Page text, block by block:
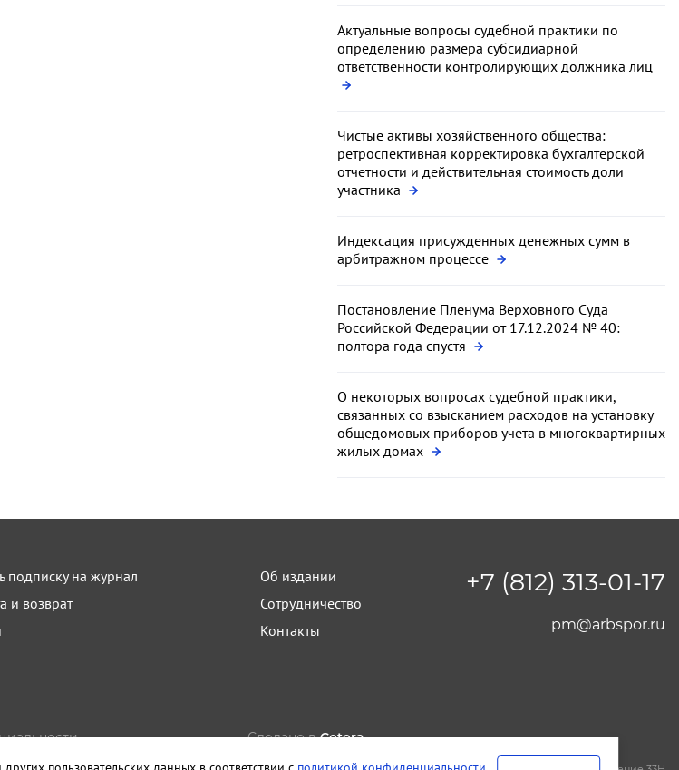
Актуальные вопросы судебной практики по
определению размера субсидиарной
ответственности контролирующих должника лиц
Чистые активы хозяйственного общества:
ретроспективная корректировка бухгалтерской
отчетности и действительная стоимость доли
участника
Индексация присужденных денежных сумм в
арбитражном процессе
Постановление Пленума Верховного Суда
Российской Федерации от 17.12.2024 № 40:
полтора года спустя
О некоторых вопросах судебной практики,
связанных со взысканием расходов на установку
общедомовых приборов учета в многоквартирных
жилых домах
подписку на журнал
и возврат
Об издании
Сотрудничество
Контакты
+7 (812) 313-01-17
pm@arbspor.ru
Сделано вCetera